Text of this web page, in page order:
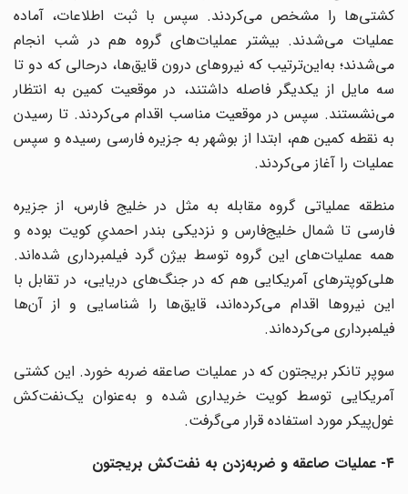
کشتی‌ها را مشخص می‌کردند. سپس با ثبت اطلاعات، آماده
عملیات می‌شدند. بیشتر عملیات‌های گروه هم در شب انجام
می‌شدند؛ به‌این‌ترتیب که نیروهای درون قایق‌ها، درحالی که دو تا
سه مایل از یکدیگر فاصله داشتند، در موقعیت کمین به انتظار
می‌نشستند. سپس در موقعیت مناسب اقدام می‌کردند. تا رسیدن
به نقطه کمین هم، ابتدا از بوشهر به جزیره فارسی رسیده و سپس
عملیات را آغاز می‌کردند.
منطقه عملیاتی گروه مقابله به مثل در خلیج فارس، از جزیره
فارسی تا شمال خلیج‌فارس و نزدیکی بندر احمدیِ کویت بوده و
همه عملیات‌های این گروه توسط بیژن گرد فیلمبرداری شده‌اند.
هلی‌کوپترهای آمریکایی هم که در جنگ‌های دریایی، در تقابل با
این نیروها اقدام می‌کرده‌اند، قایق‌ها را شناسایی و از آن‌ها
فیلمبرداری می‌کرده‌اند.
سوپر تانکر بریجتون که در عملیات صاعقه ضربه خورد. این کشتی
آمریکایی توسط کویت خریداری شده و به‌عنوان یک‌نفت‌کش
غول‌پیکر مورد استفاده قرار می‌گرفت.